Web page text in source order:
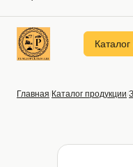
Главная Каталог продукции